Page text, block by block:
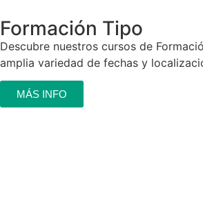
Formación Tipo
Descubre nuestros cursos de
amplia variedad de fechas y
MÁS INFO